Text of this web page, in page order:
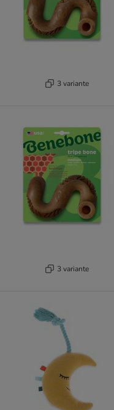
3 variante
3 variante